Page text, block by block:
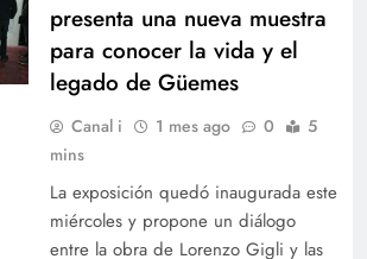
presenta una nueva muestra
para conocer la vida y el
legado de Güemes
Canal i 1 mes ago 0
5
mins
La exposición quedó inaugurada este
miércoles y propone un diálogo
entre la obra de Lorenzo Gigli y las